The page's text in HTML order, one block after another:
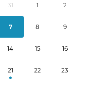
31 1 2
7 8 9
14 15 16
21 22 23